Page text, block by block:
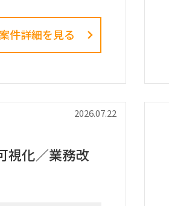
規模の再見直し。
ィングへの参加、お
件詳細を見る
2026.07.22
視化／業務改